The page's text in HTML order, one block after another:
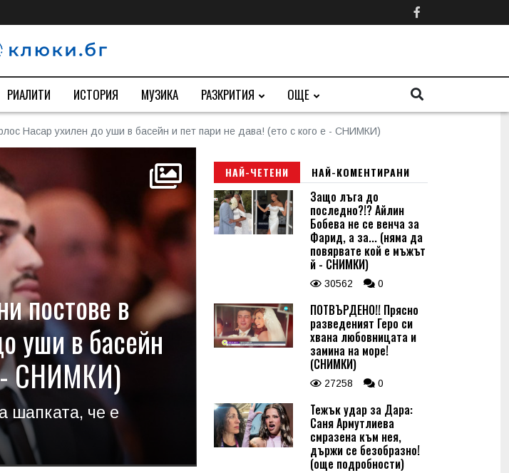
РИАЛИТИ ИСТОРИЯ МУЗИКА РАЗКРИТИЯ ОЩЕ
Насар ухилен до уши в басейн и пет пари не дава! (ето с кого е - СНИМКИ)
постове в
уши в басейн
- СНИМКИ)
шапката, че е
НАЙ-ЧЕТЕНИ НАЙ-КОМЕНТИРАНИ
Защо лъга до
последно?!? Айлин
Бобева не се венча за
Фарид, а за... (няма да
повярвате кой е мъжът
й - СНИМКИ)
30562 0
ПОТВЪРДЕНО!! Прясно
разведеният Геро си
хвана любовницата и
замина на море!
(СНИМКИ)
27258 0
Тежък удар за Дара:
Саня Армутлиева
смразена към нея,
държи се безобразно!
(още подробности)